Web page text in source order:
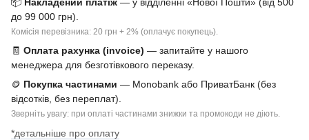
до 99 000 грн).
Комісія перевізника: 20 грн + 2% (оплачує покупець).
🧾 Оплата рахунка (invoice) — запитайте у нашого
менеджера для безготівкового переказу.
🪙 Покупка частинами — Monobank або ПриватБанк (без
відсотків, без переплат).
Зверніть увагу: при оплаті частинами знижки та промокоди не діють.
*детальніше про оплату